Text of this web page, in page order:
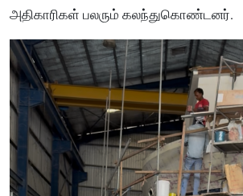
அதிகாரிகள் பலரும் கலந்துகொண்டனர்.